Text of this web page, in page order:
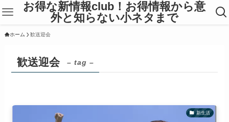
お得な新情報club！お得情報から意
外と知らない小ネタまで
ホーム 歓送迎会
歓送迎会 – tag –
新生活